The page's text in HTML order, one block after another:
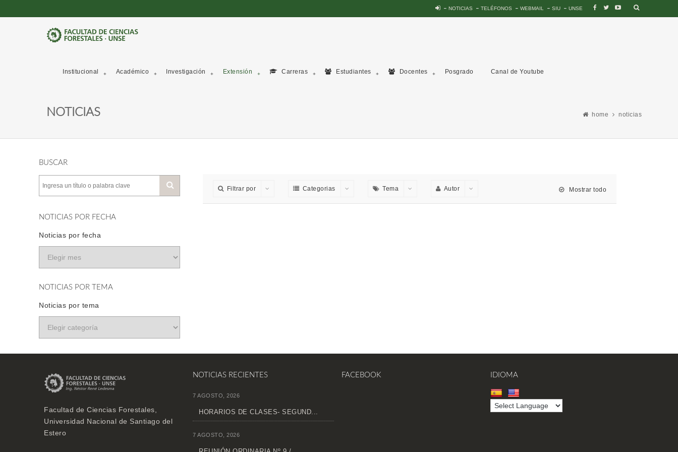
NOTICIAS TELÉFONOS WEBMAIL SIU UNSE
Institucional Académico Investigación Extensión Carreras Estudiantes Docentes Posgrado Canal de Youtube
NOTICIAS home noticias
BUSCAR
NOTICIAS POR FECHA
Noticias por fecha
NOTICIAS POR TEMA
Noticias por tema
Filtrar por Categorias Tema Autor Mostrar todo
Facultad de Ciencias Forestales,
Universidad Nacional de Santiago del
Estero
NOTICIAS RECIENTES
7 AGOSTO, 2026
HORARIOS DE CLASES- SEGUND...
7 AGOSTO, 2026
FACEBOOK IDIOMA